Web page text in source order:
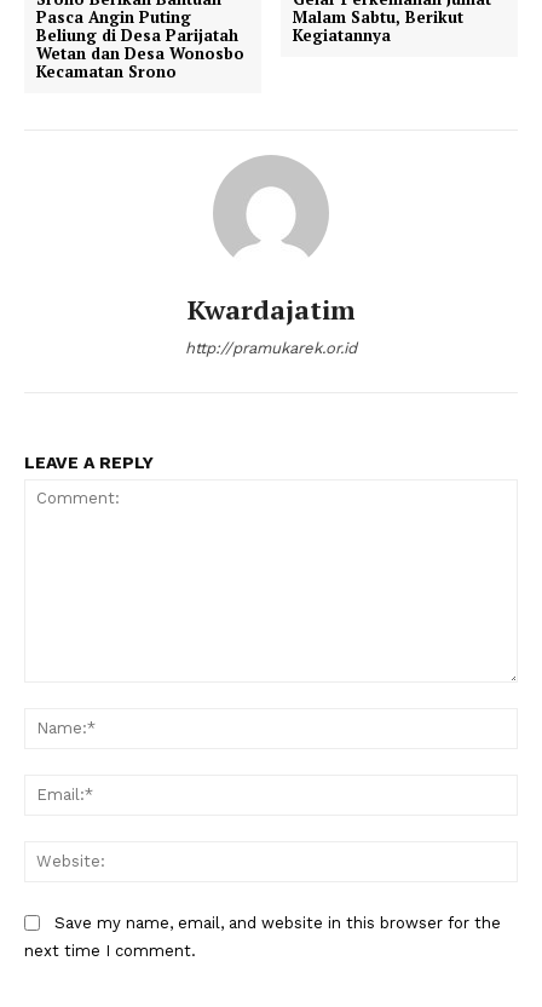
Pasca Angin Puting
Beliung di Desa Parijatah
Wetan dan Desa Wonosbo
Kecamatan Srono
Malam Sabtu, Berikut
Kegiatannya
Kwardajatim
http://pramukarek.or.id
LEAVE A REPLY
Save my name, email, and website in this browser for the
next time I comment.